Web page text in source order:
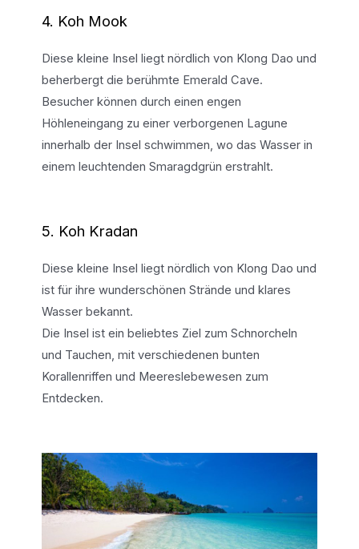
4. Koh Mook
Diese kleine Insel liegt nördlich von Klong Dao und
beherbergt die berühmte Emerald Cave.
Besucher können durch einen engen
Höhleneingang zu einer verborgenen Lagune
innerhalb der Insel schwimmen, wo das Wasser in
einem leuchtenden Smaragdgrün erstrahlt.
5. Koh Kradan
Diese kleine Insel liegt nördlich von Klong Dao und
ist für ihre wunderschönen Strände und klares
Wasser bekannt.
Die Insel ist ein beliebtes Ziel zum Schnorcheln
und Tauchen, mit verschiedenen bunten
Korallenriffen und Meereslebewesen zum
Entdecken.